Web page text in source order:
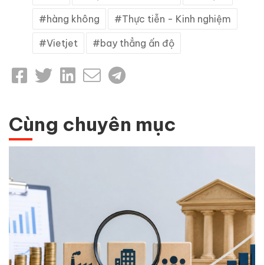
hàng không Thực tiễn - Kinh nghiệm
Vietjet bay thẳng ấn độ
Cùng chuyên mục